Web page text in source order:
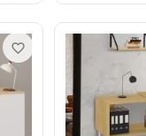
favorite_border